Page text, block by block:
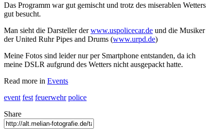
Das Programm war gut gemischt und trotz des miserablen Wetters
gut besucht.
Man sieht die Darsteller derwww.uspolicecar.de und die Musiker
der United Ruhr Pipes and Drums (www.urpd.de)
Meine Fotos sind leider nur per Smartphone entstanden, da ich
meine DSLR aufgrund des Wetters nicht ausgepackt hatte.
Read more in Events
event fest feuerwehr police
Share